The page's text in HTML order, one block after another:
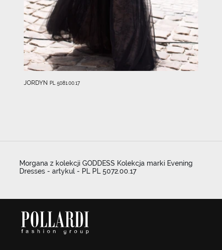
JORDYN PL 5081.00.17
Morgana z kolekcji GODDESS Kolekcja marki Evening
Dresses - artykul - PL PL 5072.00.17